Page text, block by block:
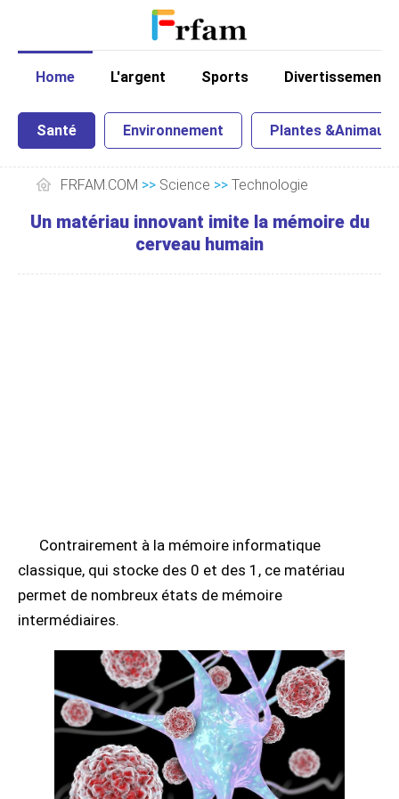
Home L'argent Sports Divertissement
Santé Environnement Plantes &Animaux
FRFAM.COM >> Science >> Technologie
Un matériau innovant imite la mémoire du
cerveau humain
Contrairement à la mémoire informatique
classique, qui stocke des 0 et des 1, ce matériau
permet de nombreux états de mémoire
intermédiaires.